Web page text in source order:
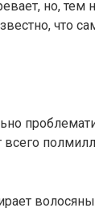
но, тем
что
всего